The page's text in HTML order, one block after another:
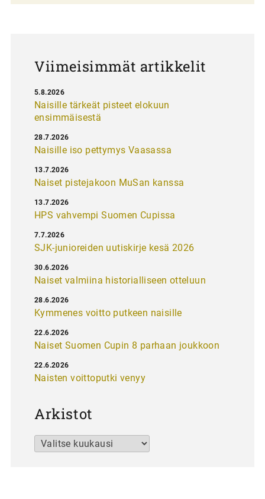
Viimeisimmät artikkelit
Naisille tärkeät pisteet elokuun
ensimmäisestä
5.8.2026
Naisille iso pettymys Vaasassa
28.7.2026
Naiset pistejakoon MuSan kanssa
13.7.2026
HPS vahvempi Suomen Cupissa
13.7.2026
SJK-junioreiden uutiskirje kesä 2026
7.7.2026
Naiset valmiina historialliseen otteluun
30.6.2026
Kymmenes voitto putkeen naisille
28.6.2026
Naiset Suomen Cupin 8 parhaan joukkoon
22.6.2026
Naisten voittoputki venyy
22.6.2026
Arkistot
Arkistot